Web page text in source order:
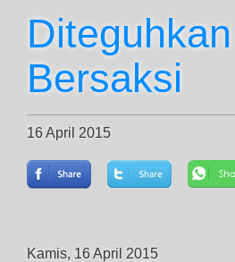
Bersaksi
16 April 2015
Kamis, 16 April 2015